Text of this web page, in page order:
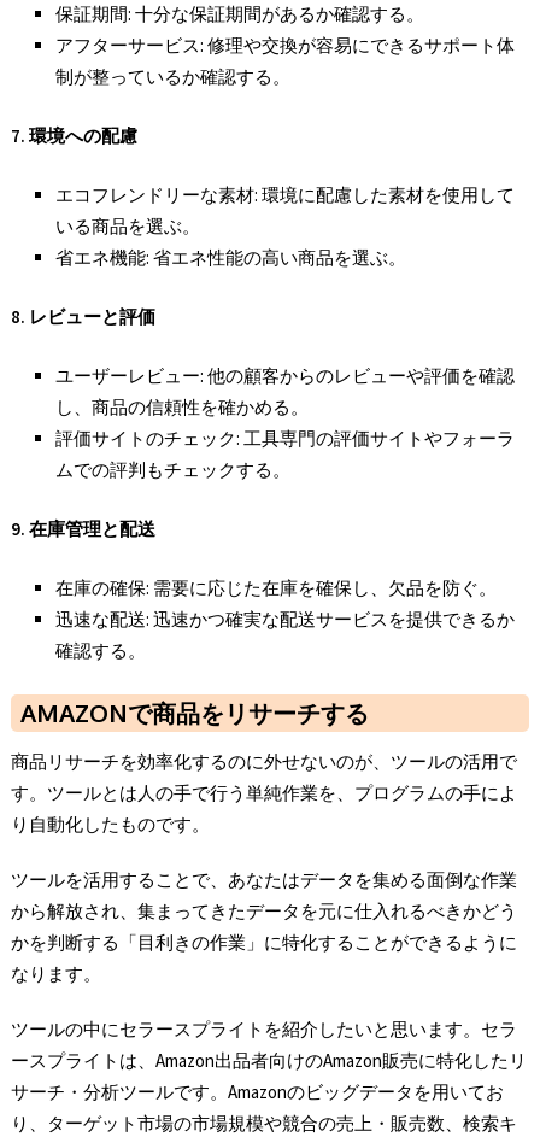
保証期間: 十分な保証期間があるか確認する。
アフターサービス: 修理や交換が容易にできるサポート体
制が整っているか確認する。
7. 環境への配慮
エコフレンドリーな素材: 環境に配慮した素材を使用して
いる商品を選ぶ。
省エネ機能: 省エネ性能の高い商品を選ぶ。
8. レビューと評価
ユーザーレビュー: 他の顧客からのレビューや評価を確認
し、商品の信頼性を確かめる。
評価サイトのチェック: 工具専門の評価サイトやフォーラ
ムでの評判もチェックする。
9. 在庫管理と配送
在庫の確保: 需要に応じた在庫を確保し、欠品を防ぐ。
迅速な配送: 迅速かつ確実な配送サービスを提供できるか
確認する。
AMAZONで商品をリサーチする
商品リサーチを効率化するのに外せないのが、ツールの活用で
す。ツールとは人の手で行う単純作業を、プログラムの手によ
り自動化したものです。
ツールを活用することで、あなたはデータを集める面倒な作業
から解放され、集まってきたデータを元に仕入れるべきかどう
かを判断する「目利きの作業」に特化することができるように
なります。
ツールの中にセラースプライトを紹介したいと思います。セラ
ースプライトは、Amazon出品者向けのAmazon販売に特化したリ
サーチ・分析ツールです。Amazonのビッグデータを用いてお
り、ターゲット市場の市場規模や競合の売上・販売数、検索キ